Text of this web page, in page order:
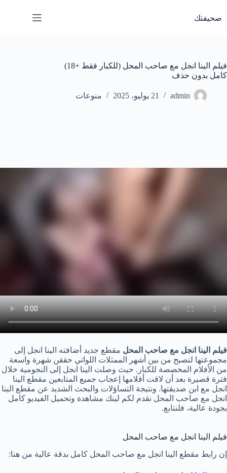
المحتوى
صحيفتك
فيلم الينا انجل مع صاحب المحل (للكبار فقط +18)
كامل بدون حذف
admin 21 يوليو، 2025 منوعات
فيلم الينا انجل مع صاحب المحل مقطع جديد أضافته الينا انجل إلى
مجموعتها لتصبح من بين أشهر الممثلات اللواتي حققن شهرة واسعة
من الأفلام المخصصة للكبار. حيث وصلت الينا انجل إلى النجومية خلال
فترة قصيرة بعد أن لاقت أفلامها إعجاب جميع المتابعين مقطع الينا
انجل مع ابن صديقتها. ونتيجة التساؤلات والبحث الشديد عن مقطع الينا
انجل مع صاحب المحل نقدم لكم لينك مشاهدة وتحميل الفيديو كامل
بجودة عالية، فلنتابع.
فيلم الينا انجل مع صاحب المحل
إن رابط مقطع الينا انجل مع صاحب المحل كامل بدقة عالية من هنا: